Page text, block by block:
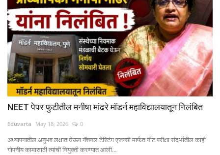
NEET पेपर फुटीतील मनीषा मांढरे मॉडर्न महाविद्यालयातून निलंबित
Eduvarta May 18, 2026 0
अध्यापनातील अनुभव लक्षात घेऊन नॅशनल टेस्टिंग एजन्सी मार्फत नीट परीक्षा संदर्भातील काही
गोपनीय कामासाठी त्यांची नियुक्ती करण्यात आली...